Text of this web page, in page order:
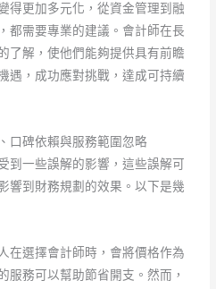
得更加多元化，從資金管理到融
都需要專業的建議。會計師在長
了解，使他們能夠提供具有前瞻
遇，成功應對挑戰，達成可持續
口碑依賴與服務範圍忽略
到一些誤解的影響，這些誤解可
響到財務規劃的效果。以下是幾
在選擇會計師時，會將價格作為
服務可以幫助節省開支。然而，